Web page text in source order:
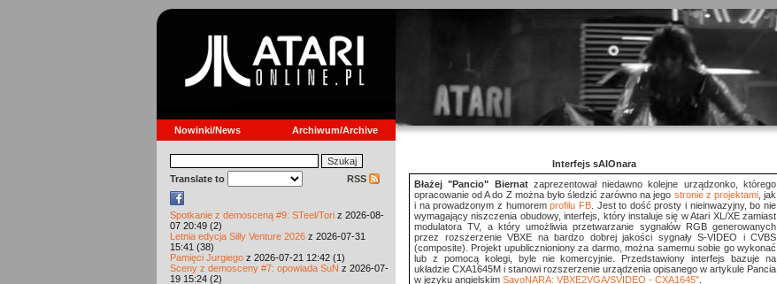
Nowinki/News Archiwum/Archive
Translate to RSS
Spotkanie z demosceną #9: STeel/Tori z 2026-08-
07 20:49 (2)
Letnia edycja Silly Venture 2026 z 2026-07-31
15:41 (38)
Pamięci Jurgiego z 2026-07-21 12:42 (1)
Sceny z demosceny #7: opowiada SuN z 2026-07-
19 15:24 (2)
Interfejs sAIOnara
Błażej "Pancio" Biernatzaprezentował niedawno kolejne urządzonko, którego
opracowanie od A do Z można było śledzić zarówno na jego stronie z projektami, jak
i na prowadzonym z humoremprofilu FB. Jest to dość prosty i nieinwazyjny, bo nie
wymagający niszczenia obudowy, interfejs, który instaluje się w Atari XL/XE zamiast
modulatora TV, a który umożliwia przetwarzanie sygnałów RGB generowanych
przez rozszerzenie VBXE na bardzo dobrej jakości sygnały S-VIDEO i CVBS
(composite). Projekt upublicznioniony za darmo, można samemu sobie go wykonać
lub z pomocą kolegi, byle nie komercyjnie. Przedstawiony interfejs bazuje na
układzie CXA1645M i stanowi rozszerzenie urządzenia opisanego w artykule Pancia
w języku angielskim SavoNARA: VBXE2VGA/SVIDEO - CXA1645"